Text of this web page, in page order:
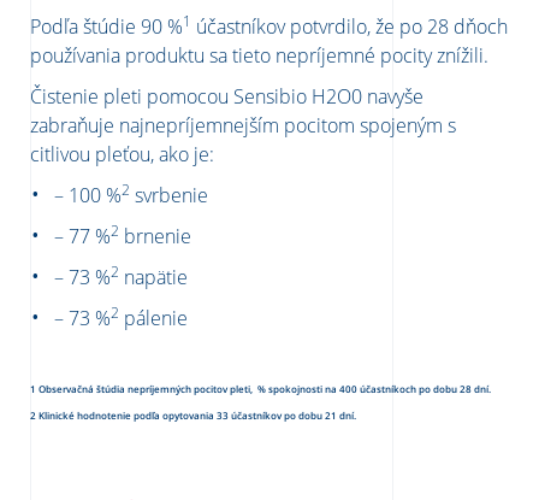
Podľa štúdie 90 %1 účastníkov potvrdilo, že po 28 dňoch
používania produktu sa tieto nepríjemné pocity znížili.
Čistenie pleti pomocou Sensibio H2O0 navyše
zabraňuje najnepríjemnejším pocitom spojeným s
citlivou pleťou, ako je:
– 100 %2 svrbenie
–77 %2 brnenie
– 73 %2 napätie
– 73 %2 pálenie
1 Observačná štúdia nepríjemných pocitov pleti, % spokojnosti na 400 účastníkoch po dobu 28 dní.
2 Klinické hodnotenie podľa opytovania 33 účastníkov po dobu 21 dní.